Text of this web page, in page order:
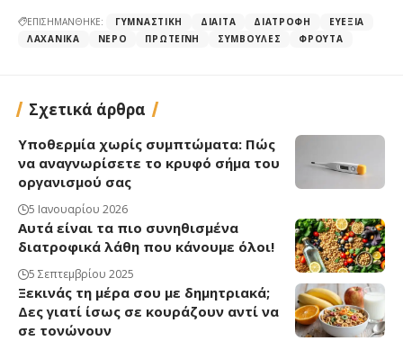
ΕΠΙΣΗΜΑΝΘΗΚΕ: ΓΥΜΝΑΣΤΙΚΉ ΔΊΑΙΤΑ ΔΙΑΤΡΟΦΉ
ΕΥΕΞΊΑ
ΛΑΧΑΝΙΚΆ
ΝΕΡΌ ΠΡΩΤΕΪ́ΝΗ ΣΥΜΒΟΥΛΈΣ ΦΡΟΎΤΑ
Σχετικά άρθρα
Υποθερμία χωρίς συμπτώματα: Πώς
να αναγνωρίσετε το κρυφό σήμα του
οργανισμού σας
5 Ιανουαρίου 2026
Αυτά είναι τα πιο συνηθισμένα
διατροφικά λάθη που κάνουμε όλοι!
5 Σεπτεμβρίου 2025
Ξεκινάς τη μέρα σου με δημητριακά;
Δες γιατί ίσως σε κουράζουν αντί να
σε τονώνουν